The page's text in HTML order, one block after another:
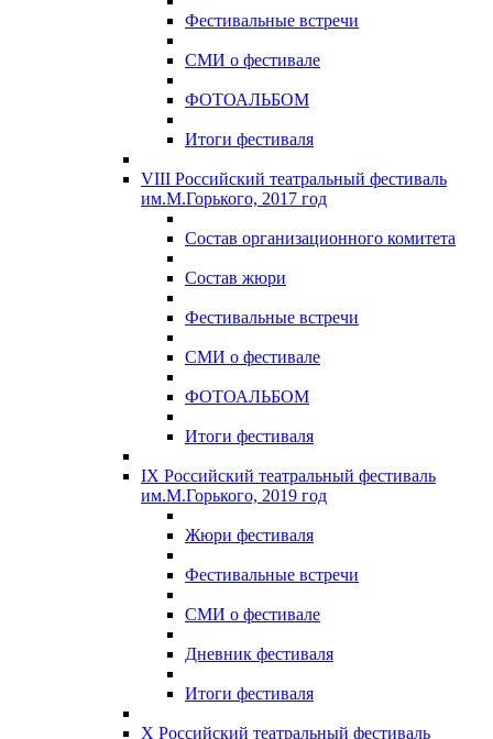
Фестивальные встречи
СМИ о фестивале
ФОТОАЛЬБОМ
Итоги фестиваля
VIII Российский театральный фестиваль
им.М.Горького, 2017 год
Состав организационного комитета
Состав жюри
Фестивальные встречи
СМИ о фестивале
ФОТОАЛЬБОМ
Итоги фестиваля
IX Российский театральный фестиваль
им.М.Горького, 2019 год
Жюри фестиваля
Фестивальные встречи
СМИ о фестивале
Дневник фестиваля
Итоги фестиваля
X Российский театральный фестиваль